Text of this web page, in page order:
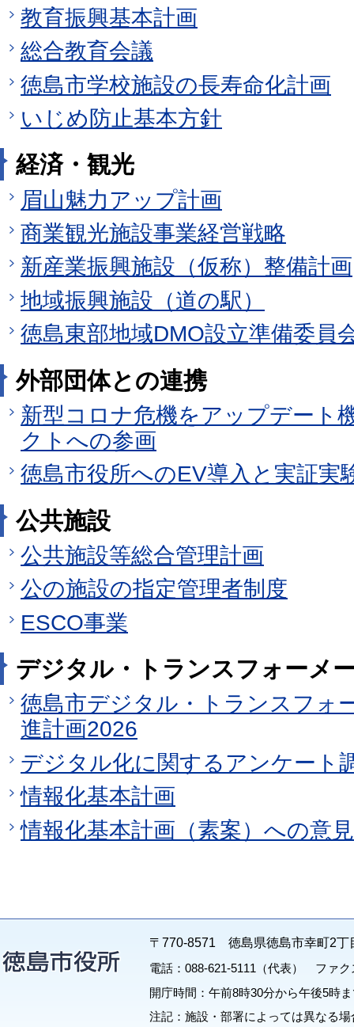
教育振興基本計画
総合教育会議
徳島市学校施設の長寿命化計画
いじめ防止基本方針
経済・観光
眉山魅力アップ計画
商業観光施設事業経営戦略
新産業振興施設（仮称）整備計画
地域振興施設（道の駅）
徳島東部地域DMO設立準備委員
外部団体との連携
新型コロナ危機をアップデート
クトへの参画
徳島市役所へのEV導入と実証実
公共施設
公共施設等総合管理計画
公の施設の指定管理者制度
ESCO事業
デジタル・トランスフォーメ
徳島市デジタル・トランスフォ
進計画2026
デジタル化に関するアンケート
情報化基本計画
情報化基本計画（素案）への意
〒770-8571 徳島県徳島市幸町2丁
電話：088-621-5111（代表） ファク
開庁時間：午前8時30分から午後5時
注記：施設・部署によっては異なる